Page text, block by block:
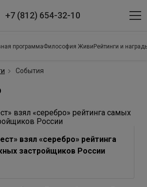
+7 (812) 654-32-10
программаФилософия Живи Рейтинги и
События
взял «серебро» рейтинга
застройщиков России